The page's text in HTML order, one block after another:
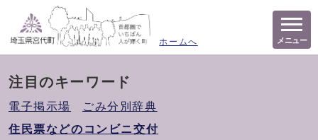
ホームへ メニュー
注目のキーワード
電子掲示場
ごみ分別辞典
住民票などのコンビニ交付